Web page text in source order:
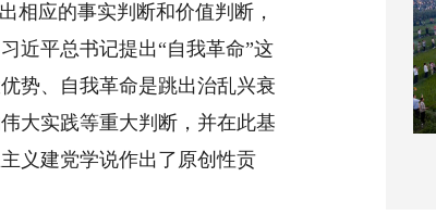
相应的事实判断和价值判断，
近平总书记提出“自我革命”这
势、自我革命是跳出治乱兴衰
大实践等重大判断，并在此基
义建党学说作出了原创性贡